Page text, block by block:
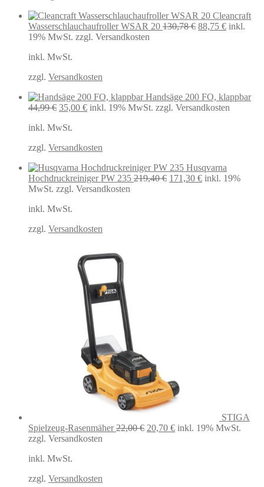
Cleancraft
Wasserschlauchaufroller WSAR 20 130,78€ Ursprünglicher
88,75 €Aktueller
inkl.
19% MwSt. zzgl. Versandkosten
inkl. MwSt.
zzgl. Versandkosten
Handsäge 200 FO, klappbar
44,99€ Ursprünglicher
war:
35,00 €Aktueller
inkl. 19% MwSt. zzgl. Versandkosten
inkl. MwSt.
zzgl. Versandkosten
Husqvarna
Hochdruckreiniger PW 235 219,40€ Ursprünglicher
171,30 €Aktueller
inkl. 19%
MwSt. zzgl. Versandkosten
inkl. MwSt.
zzgl. Versandkosten
STIGA
Spielzeug-Rasenmäher 22,00€ Ursprünglicher
20,70 €Aktueller
inkl. 19% MwSt.
zzgl. Versandkosten
inkl. MwSt.
zzgl. Versandkosten